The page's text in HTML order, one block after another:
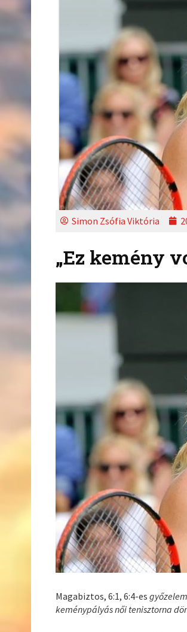
Simon Zsófia Viktória
„Ez kemény
Magabiztos, 6:1, 6:4-es
keménypályás női tenisztorna